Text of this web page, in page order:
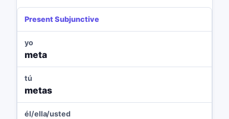
Present Subjunctive
yo
meta
tú
metas
él/ella/usted